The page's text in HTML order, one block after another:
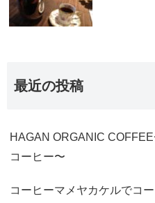
最近の投稿
HAGAN ORGANIC
コーヒー〜
コーヒーマメヤカケルでコ